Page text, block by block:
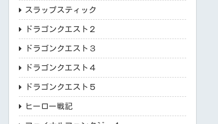
スラップスティック
ドラゴンクエスト２
ドラゴンクエスト３
ドラゴンクエスト４
ドラゴンクエスト５
ヒーロー戦記